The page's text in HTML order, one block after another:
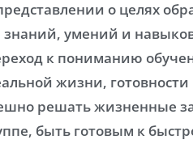
о целях
умений и
к пониманию
жизни,
решать жизненные
быть готовым к